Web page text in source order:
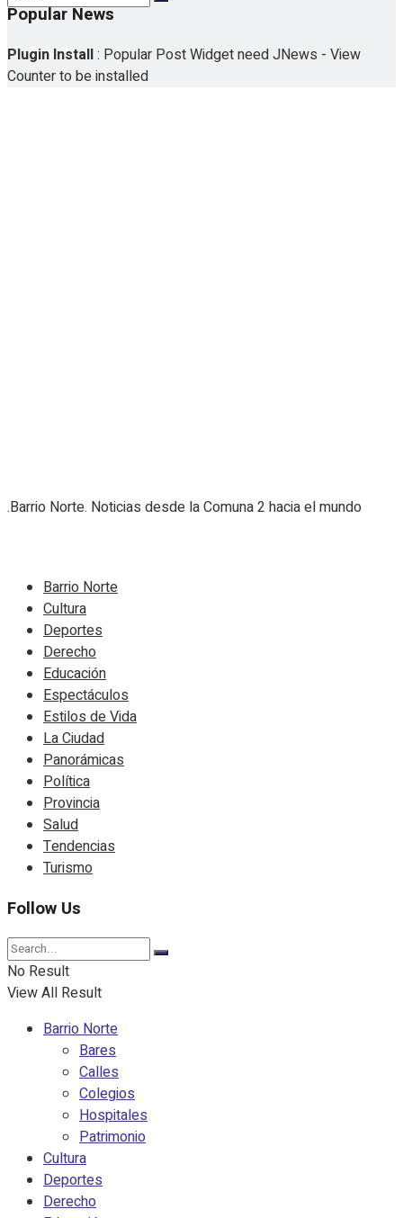
No Result
Popular News
Plugin Install: Popular Post Widget need JNews - View
Counter to be installed
.Barrio Norte. Noticias desde la Comuna 2 hacia el mundo
Barrio Norte
Cultura
Deportes
Derecho
Educación
Espectáculos
Estilos de Vida
La Ciudad
Panorámicas
Política
Provincia
Salud
Tendencias
Turismo
Follow Us
No Result
View All Result
Barrio Norte
Bares
Calles
Colegios
Hospitales
Patrimonio
Cultura
Deportes
Derecho